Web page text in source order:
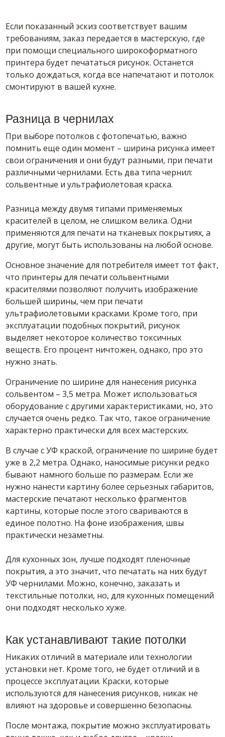
Если показанный эскиз соответствует вашим
требованиям, заказ передается в мастерскую, где
при помощи специального широкоформатного
принтера будет печататься рисунок. Останется
только дождаться, когда все напечатают и потолок
смонтируют в вашей кухне.
Разница в чернилах
При выборе потолков с фотопечатью, важно
помнить еще один момент – ширина рисунка имеет
свои ограничения и они будут разными, при печати
различными чернилами. Есть два типа чернил:
сольвентные и ультрафиолетовая краска.
Разница между двумя типами применяемых
красителей в целом, не слишком велика. Одни
применяются для печати на тканевых покрытиях, а
другие, могут быть использованы на любой основе.
Основное значение для потребителя имеет тот факт,
что принтеры для печати сольвентными
красителями позволяют получить изображение
большей ширины, чем при печати
ультрафиолетовыми красками. Кроме того, при
эксплуатации подобных покрытий, рисунок
выделяет некоторое количество токсичных
веществ. Его процент ничтожен, однако, про это
нужно знать.
Ограничение по ширине для нанесения рисунка
сольвентом – 3,5 метра. Может использоваться
оборудование с другими характеристиками, но, это
случается очень редко. Так что, такое ограничение
характерно практически для всех мастерских.
В случае с УФ краской, ограничение по ширине будет
уже в 2,2 метра. Однако, наносимые рисунки редко
бывают намного больше по размерам. Если же
нужно нанести картину более серьезных габаритов,
мастерские печатают несколько фрагментов
картины, которые после этого свариваются в
единое полотно. На фоне изображения, швы
практически незаметны.
Для кухонных зон, лучше подходят пленочные
покрытия, а это значит, что печатать на них будут
УФ чернилами. Можно, конечно, заказать и
текстильные потолки, но, для кухонных помещений
они подходят несколько хуже.
Как устанавливают такие потолки
Никаких отличий в материале или технологии
установки нет. Кроме того, не будет отличий и в
процессе эксплуатации. Краски, которые
используются для нанесения рисунков, никак не
влияют на здоровье и совершенно безопасны.
После монтажа, покрытие можно эксплуатировать